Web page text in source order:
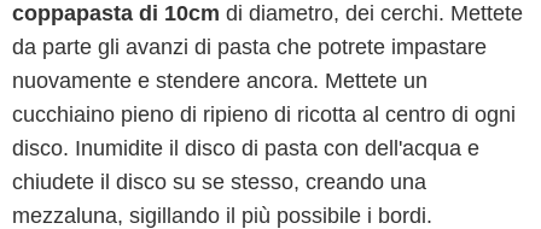
coppapasta di 10cm di diametro, dei cerchi. Mettete
da parte gli avanzi di pasta che potrete impastare
nuovamente e stendere ancora. Mettete un
cucchiaino pieno di ripieno di ricotta al centro di ogni
disco. Inumidite il disco di pasta con dell'acqua e
chiudete il disco su se stesso, creando una
mezzaluna, sigillando il più possibile i bordi.